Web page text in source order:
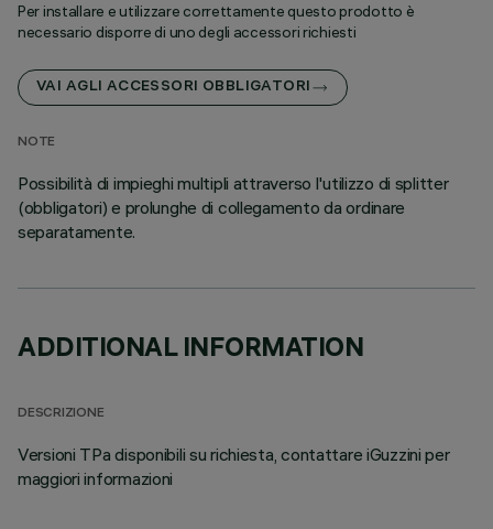
Per installare e utilizzare correttamente questo prodotto è
necessario disporre di uno degli accessori richiesti
VAI AGLI ACCESSORI OBBLIGATORI
NOTE
Possibilità di impieghi multipli attraverso l'utilizzo di splitter
(obbligatori) e prolunghe di collegamento da ordinare
separatamente.
ADDITIONAL INFORMATION
DESCRIZIONE
Versioni TPa disponibili su richiesta, contattare iGuzzini per
maggiori informazioni